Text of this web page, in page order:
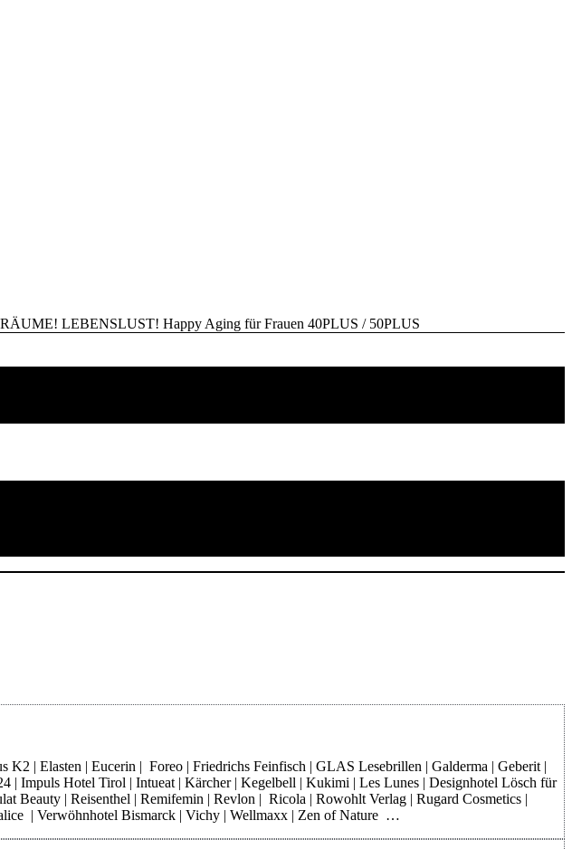
LEBENSLUST! Happy Aging für Frauen 40PLUS / 50PLUS
K2 | Elasten | Eucerin | Foreo | Friedrichs Feinfisch | GLAS Lesebrillen | Galderma | Geberit |
| Impuls Hotel Tirol | Intueat | Kärcher | Kegelbell | Kukimi | Les Lunes | Designhotel Lösch für
| Reisenthel | Remifemin | Revlon | Ricola | Rowohlt Verlag | Rugard Cosmetics |
| Verwöhnhotel Bismarck | Vichy | Wellmaxx | Zen of Nature …